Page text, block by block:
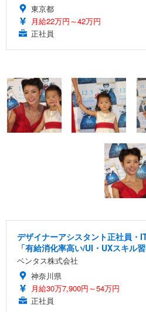
東京都
月給22万円～42万円
正社員
デザイナーアシスタント正社員・
「有給消化率高い/UI・UXスキル習
ベンタス株式会社
神奈川県
月給30万7,900円～54万円
正社員